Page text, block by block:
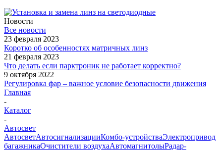
Новости
Все новости
23 февраля 2023
Коротко об особенностях матричных линз
21 февраля 2023
Что делать если парктроник не работает корректно?
9 октября 2022
Регулировка фар – важное условие безопасности движения
Главная
-
Каталог
-
Автосвет
АвтосветАвтосигнализацииКомбо-устройстваЭлектропривод
багажникаОчистители воздухаАвтомагнитолыРадар-